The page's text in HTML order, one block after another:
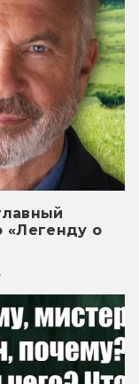
«Легенду о